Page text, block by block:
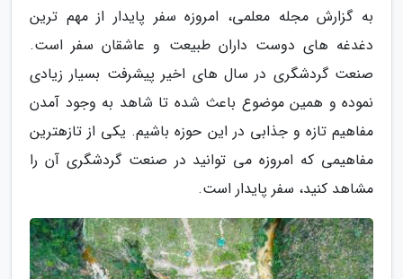
به گزارش مجله معلمی، امروزه سفر پایدار از مهم ترین
دغدغه های دوست داران طبیعت و عاشقان سفر است.
صنعت گردشگری در سال های اخیر پیشرفت بسیار زیادی
نموده و همین موضوع باعث شده تا شاهد به وجود آمدن
مفاهیم تازه و جذابی در این حوزه باشیم. یکی از تازهترین
مفاهیمی که امروزه می توانید در صنعت گردشگری آن را
مشاهد کنید، سفر پایدار است.